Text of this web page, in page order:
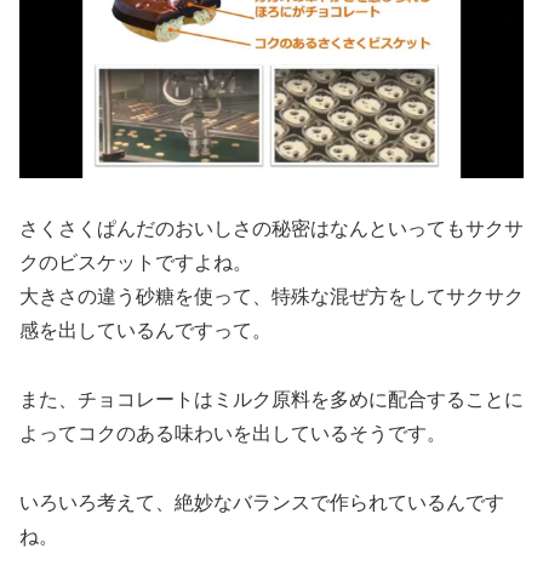
さくさくぱんだのおいしさの秘密はなんといってもサクサ
クのビスケットですよね。
大きさの違う砂糖を使って、特殊な混ぜ方をしてサクサク
感を出しているんですって。
また、チョコレートはミルク原料を多めに配合することに
よってコクのある味わいを出しているそうです。
いろいろ考えて、絶妙なバランスで作られているんです
ね。